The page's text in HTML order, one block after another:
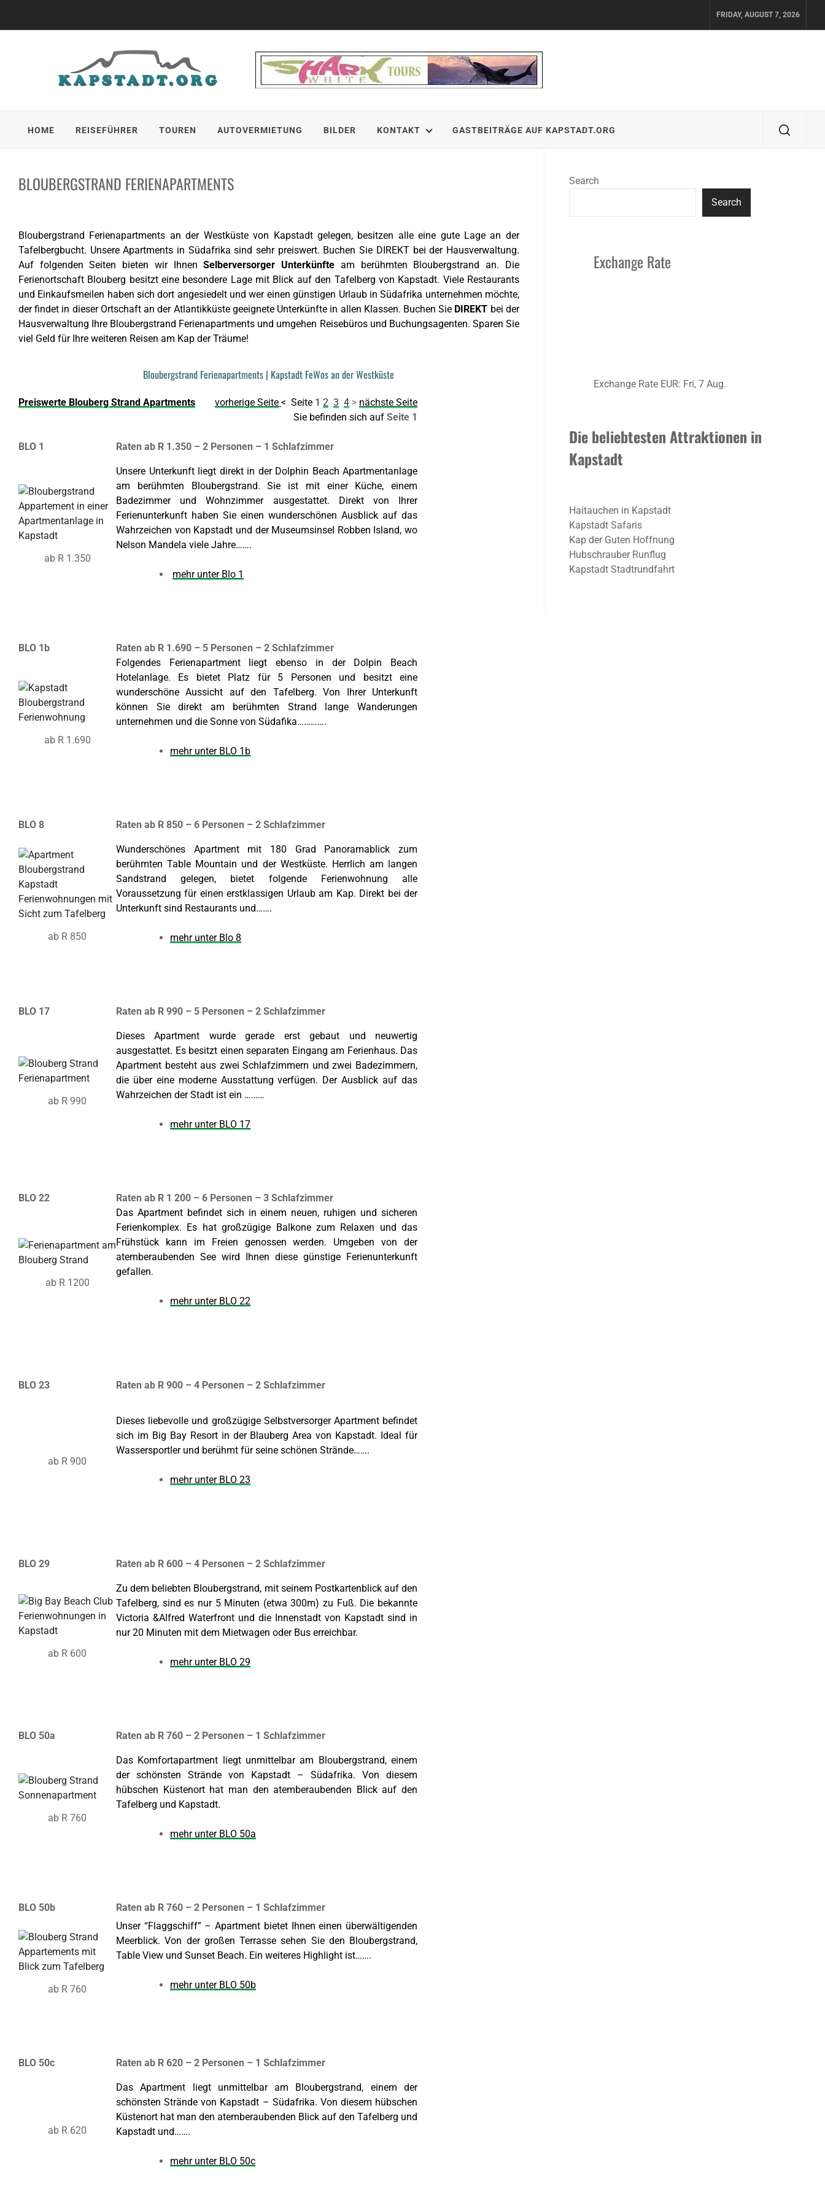
FRIDAY, AUGUST 7, 2026
HOME REISEFÜHRER TOUREN AUTOVERMIETUNG BILDER KONTAKT GASTBEITRÄGE AUF KAPSTADT.ORG
BLOUBERGSTRAND FERIENAPARTMENTS
Bloubergstrand Ferienapartments an der Westküste von Kapstadt gelegen, besitzen alle eine gute Lage an der
Tafelbergbucht. Unsere Apartments in Südafrika sind sehr preiswert. Buchen Sie DIREKT bei der Hausverwaltung.
Auf folgenden Seiten bieten wir IhnenSelberversorger Unterkünfte am berühmten Bloubergstrand an. Die
Ferienortschaft Blouberg besitzt eine besondere Lage mit Blick auf den Tafelberg von Kapstadt. Viele Restaurants
und Einkaufsmeilen haben sich dort angesiedelt und wer einen günstigen Urlaub in Südafrika unternehmen möchte,
der findet in dieser Ortschaft an der Atlantikküste geeignete Unterkünfte in allen Klassen. Buchen Sie DIREKT bei der
Hausverwaltung Ihre Bloubergstrand Ferienapartments und umgehen Reisebüros und Buchungsagenten. Sparen Sie
viel Geld für Ihre weiteren Reisen am Kap der Träume!
Bloubergstrand Ferienapartments | Kapstadt FeWos an der Westküste
Preiswerte Blouberg Strand Apartments vorherige Seite < Seite 1 2 3 4 > nächste Seite
Sie befinden sich auf Seite 1
BLO 1 Raten ab R 1.350 – 2 Personen – 1 Schlafzimmer
ab R 1.350
Unsere Unterkunft liegt direkt in der Dolphin Beach Apartmentanlage
am berühmten Bloubergstrand. Sie ist mit einer Küche, einem
Badezimmer und Wohnzimmer ausgestattet. Direkt von Ihrer
Ferienunterkunft haben Sie einen wunderschönen Ausblick auf das
Wahrzeichen von Kapstadt und der Museumsinsel Robben Island, wo
Nelson Mandela viele Jahre…….
mehr unter Blo 1
BLO 1b Raten ab R 1.690 – 5 Personen – 2 Schlafzimmer
ab R 1.690
Folgendes Ferienapartment liegt ebenso in der Dolpin Beach
Hotelanlage. Es bietet Platz für 5 Personen und besitzt eine
wunderschöne Aussicht auf den Tafelberg. Von Ihrer Unterkunft
können Sie direkt am berühmten Strand lange Wanderungen
unternehmen und die Sonne von Südafika………….
mehr unter BLO 1b
BLO 8 Raten ab R 850 – 6 Personen – 2 Schlafzimmer
ab R 850
Wunderschönes Apartment mit 180 Grad Panoramablick zum
berühmten Table Mountain und der Westküste. Herrlich am langen
Sandstrand gelegen, bietet folgende Ferienwohnung alle
Voraussetzung für einen erstklassigen Urlaub am Kap. Direkt bei der
Unterkunft sind Restaurants und…….
mehr unter Blo 8
BLO 17 Raten ab R 990 – 5 Personen – 2 Schlafzimmer
ab R 990
Dieses Apartment wurde gerade erst gebaut und neuwertig
ausgestattet. Es besitzt einen separaten Eingang am Ferienhaus. Das
Apartment besteht aus zwei Schlafzimmern und zwei Badezimmern,
die über eine moderne Ausstattung verfügen. Der Ausblick auf das
Wahrzeichen der Stadt ist ein ………
mehr unter BLO 17
BLO 22 Raten ab R 1 200 – 6 Personen – 3 Schlafzimmer
ab R 1200
Das Apartment befindet sich in einem neuen, ruhigen und sicheren
Ferienkomplex. Es hat großzügige Balkone zum Relaxen und das
Frühstück kann im Freien genossen werden. Umgeben von der
atemberaubenden See wird Ihnen diese günstige Ferienunterkunft
gefallen.
mehr unter BLO 22
BLO 23 Raten ab R 900 – 4 Personen – 2 Schlafzimmer
ab R 900
Dieses liebevolle und großzügige Selbstversorger Apartment befindet
sich im Big Bay Resort in der Blauberg Area von Kapstadt. Ideal für
Wassersportler und berühmt für seine schönen Strände…….
mehr unter BLO 23
BLO 29 Raten ab R 600 – 4 Personen – 2 Schlafzimmer
ab R 600
Zu dem beliebten Bloubergstrand, mit seinem Postkartenblick auf den
Tafelberg, sind es nur 5 Minuten (etwa 300m) zu Fuß. Die bekannte
Victoria &Alfred Waterfront und die Innenstadt von Kapstadt sind in
nur 20 Minuten mit dem Mietwagen oder Bus erreichbar.
mehr unter BLO 29
BLO 50a Raten ab R 760 – 2 Personen – 1 Schlafzimmer
ab R 760
Das Komfortapartment liegt unmittelbar am Bloubergstrand, einem
der schönsten Strände von Kapstadt – Südafrika. Von diesem
hübschen Küstenort hat man den atemberaubenden Blick auf den
Tafelberg und Kapstadt.
mehr unter BLO 50a
BLO 50b Raten ab R 760 – 2 Personen – 1 Schlafzimmer
ab R 760
Unser “Flaggschiff” – Apartment bietet Ihnen einen überwältigenden
Meerblick. Von der großen Terrasse sehen Sie den Bloubergstrand,
Table View und Sunset Beach. Ein weiteres Highlight ist…….
mehr unter BLO 50b
BLO 50c Raten ab R 620 – 2 Personen – 1 Schlafzimmer
ab R 620
Das Apartment liegt unmittelbar am Bloubergstrand, einem der
schönsten Strände von Kapstadt – Südafrika. Von diesem hübschen
Küstenort hat man den atemberaubenden Blick auf den Tafelberg und
Kapstadt und…….
mehr unter BLO 50c
Search
Search
Exchange Rate
Exchange Rate EUR: Fri, 7 Aug.
Die beliebtesten Attraktionen in
Kapstadt
Haitauchen in Kapstadt
Kapstadt Safaris
Kap der Guten Hoffnung
Hubschrauber Runflug
Kapstadt Stadtrundfahrt